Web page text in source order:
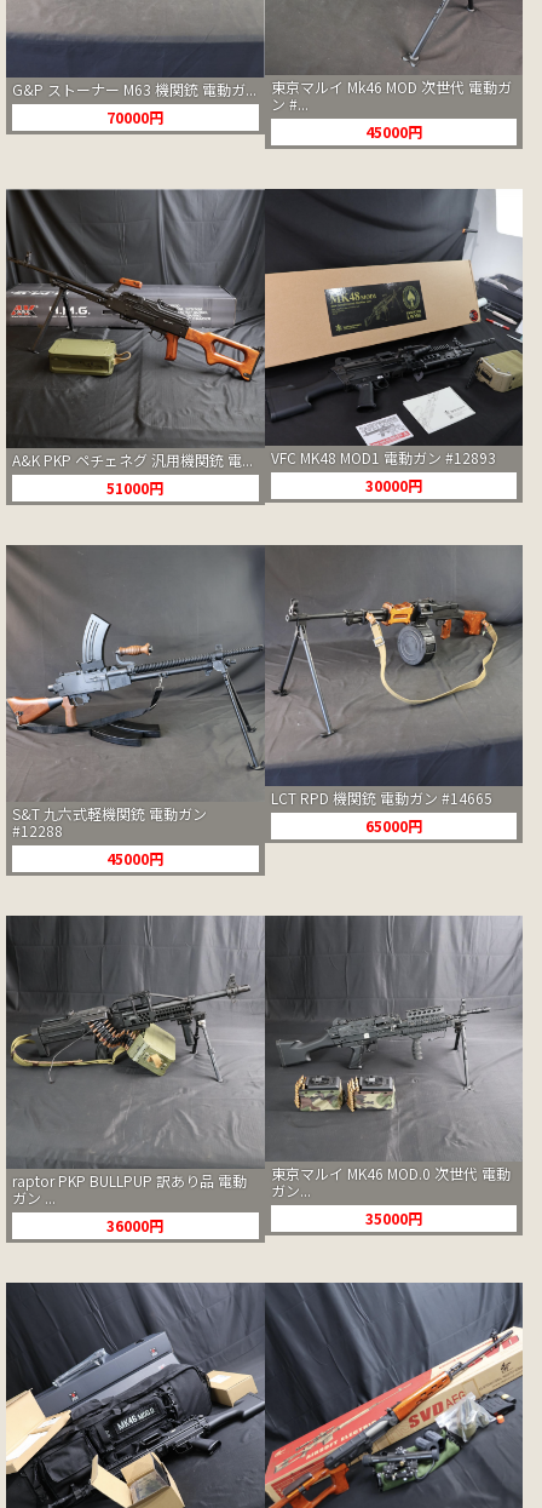
G&P ストーナー M63 機関銃 電動ガ...
70000円
東京マルイ Mk46 MOD 次世代 電動ガ
ン #...
45000円
A&K PKP ペチェネグ 汎用機関銃 電...
51000円
VFC MK48 MOD1 電動ガン #12893
30000円
S&T 九六式軽機関銃 電動ガン
#12288
45000円
LCT RPD 機関銃 電動ガン #14665
65000円
raptor PKP BULLPUP 訳あり品 電動
ガン ...
36000円
東京マルイ MK46 MOD.0 次世代 電動
ガン...
35000円